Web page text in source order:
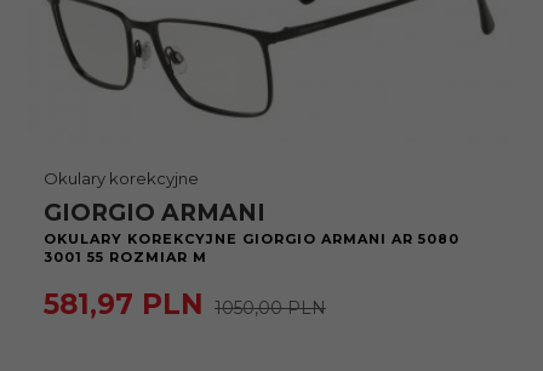
Okulary korekcyjne
GIORGIO ARMANI
OKULARY KOREKCYJNE GIORGIO ARMANI AR 5080
3001 55 ROZMIAR M
581,97 PLN 1050,00 PLN